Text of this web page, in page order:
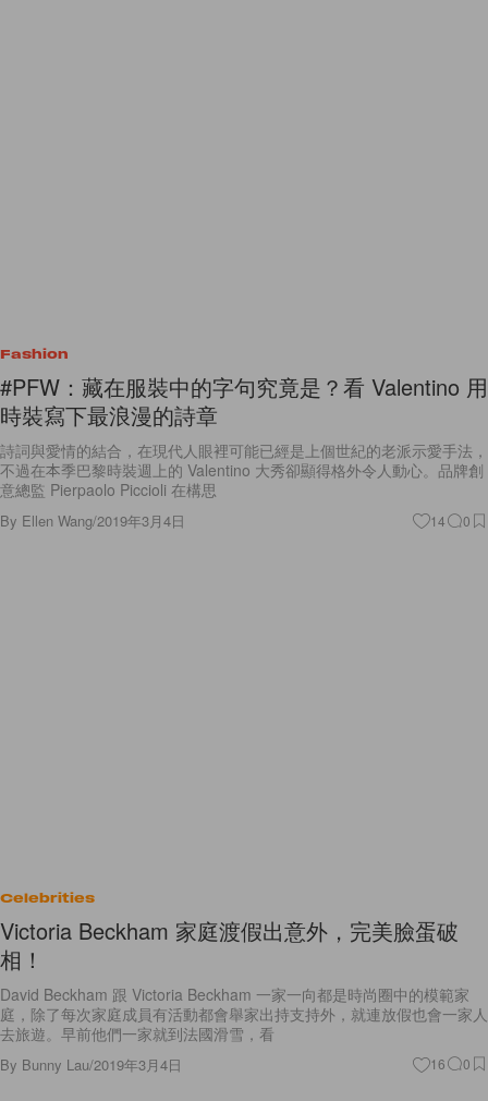
Fashion
#PFW：藏在服裝中的字句究竟是？看 Valentino 用
時裝寫下最浪漫的詩章
詩詞與愛情的結合，在現代人眼裡可能已經是上個世紀的老派示愛手法，
不過在本季巴黎時裝週上的 Valentino 大秀卻顯得格外令人動心。品牌創
意總監 Pierpaolo Piccioli 在構思
By Ellen Wang/2019年3月4日 14 0
Celebrities
Victoria Beckham 家庭渡假出意外，完美臉蛋破
相！
David Beckham 跟 Victoria Beckham 一家一向都是時尚圈中的模範家
庭，除了每次家庭成員有活動都會舉家出持支持外，就連放假也會一家人
去旅遊。早前他們一家就到法國滑雪，看
By Bunny Lau/2019年3月4日 16 0